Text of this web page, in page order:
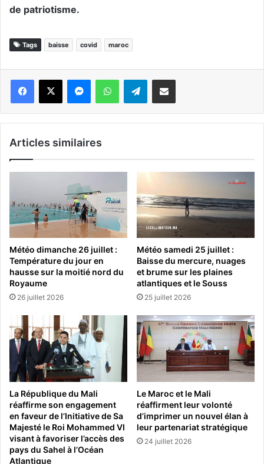
de patriotisme.
Tags baisse covid maroc
WhatsApp Telegram
Articles similaires
Météo dimanche 26 juillet :
Température du jour en
hausse sur la moitié nord du
Royaume
26 juillet 2026
Météo samedi 25 juillet :
Baisse du mercure, nuages
et brume sur les plaines
atlantiques et le Souss
25 juillet 2026
La République du Mali
réaffirme son engagement
en faveur de l’Initiative de Sa
Majesté le Roi Mohammed VI
visant à favoriser l’accès des
pays du Sahel à l’Océan
Atlantique
Le Maroc et le Mali
réaffirment leur volonté
d’imprimer un nouvel élan à
leur partenariat stratégique
24 juillet 2026